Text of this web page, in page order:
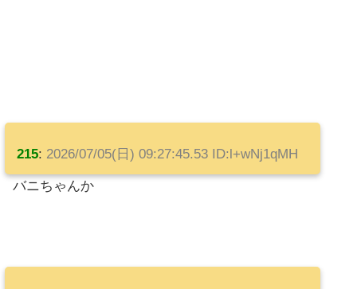
215: 2026/07/05(日) 09:27:45.53 ID:l+wNj1qMH
バニちゃんか